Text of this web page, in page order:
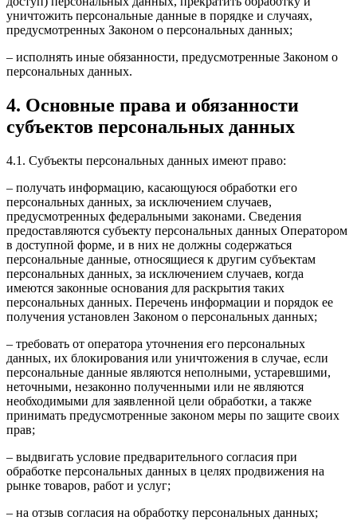
уничтожить персональные данные в порядке и случаях,
предусмотренных Законом о персональных данных;
– исполнять иные обязанности, предусмотренные Законом о
персональных данных.
4. Основные права и обязанности
субъектов персональных данных
4.1. Субъекты персональных данных имеют право:
– получать информацию, касающуюся обработки его
персональных данных, за исключением случаев,
предусмотренных федеральными законами. Сведения
предоставляются субъекту персональных данных Оператором
в доступной форме, и в них не должны содержаться
персональные данные, относящиеся к другим субъектам
персональных данных, за исключением случаев, когда
имеются законные основания для раскрытия таких
персональных данных. Перечень информации и порядок ее
получения установлен Законом о персональных данных;
– требовать от оператора уточнения его персональных
данных, их блокирования или уничтожения в случае, если
персональные данные являются неполными, устаревшими,
неточными, незаконно полученными или не являются
необходимыми для заявленной цели обработки, а также
принимать предусмотренные законом меры по защите своих
прав;
– выдвигать условие предварительного согласия при
обработке персональных данных в целях продвижения на
рынке товаров, работ и услуг;
– на отзыв согласия на обработку персональных данных;